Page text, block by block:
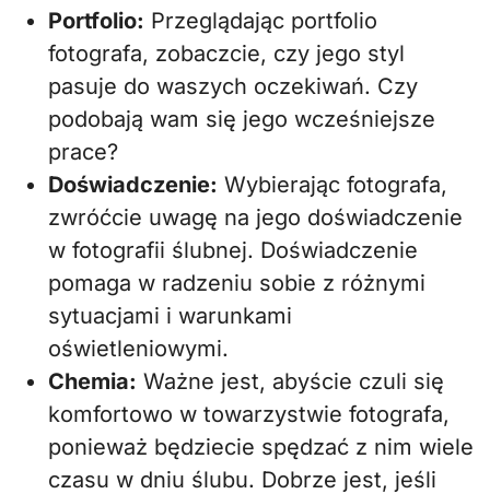
Portfolio: Przeglądając portfolio
fotografa, zobaczcie, czy jego styl
pasuje do waszych oczekiwań. Czy
podobają wam się jego wcześniejsze
prace?
Doświadczenie: Wybierając fotografa,
zwróćcie uwagę na jego doświadczenie
w fotografii ślubnej. Doświadczenie
pomaga w radzeniu sobie z różnymi
sytuacjami i warunkami
oświetleniowymi.
Chemia: Ważne jest, abyście czuli się
komfortowo w towarzystwie fotografa,
ponieważ będziecie spędzać z nim wiele
czasu w dniu ślubu. Dobrze jest, jeśli